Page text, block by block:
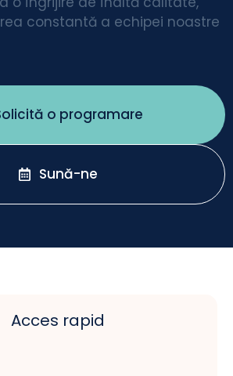
constantă a echipei noastre
o programare
Sună-ne
Acces rapid